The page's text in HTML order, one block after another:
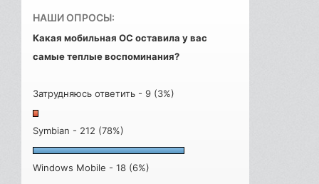
НАШИ ОПРОСЫ:
Какая мобильная ОС оставила у вас
самые теплые воспоминания?
Затрудняюсь ответить - 9 (3%)
Symbian - 212 (78%)
Windows Mobile - 18 (6%)